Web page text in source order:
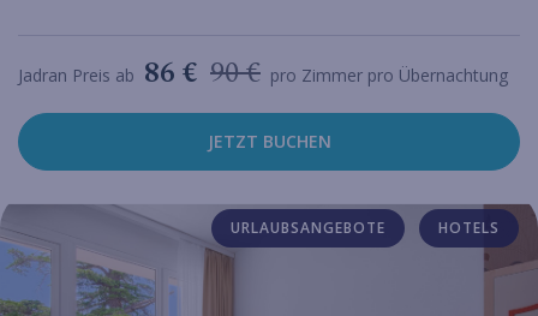
Jadran Preis ab 86 € 90 € pro Zimmer pro Übernachtung
JETZT BUCHEN
URLAUBSANGEBOTE HOTELS